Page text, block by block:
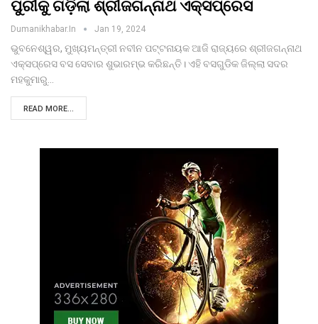
ପୁରୀକୁ ଗଡ଼ିଲା ଶ୍ରୀଜଗନ୍ନାଥ ଏକ୍ସପ୍ରେସ
Dumanikhabar.in Jan 19, 2024
ଭୁବନେଶ୍ୱର, ମୁଖ୍ୟମନ୍ତ୍ରୀ ନବୀନ ପଟ୍ଟନାୟକ ଆଜି ରାଜ୍ୟରେ ଶ୍ରୀଜଗନ୍ନାଥ
ଏକ୍ସପ୍ରେସ ବସ ସେବାର ଶୁଭାରମ୍ଭ କରିଛନ୍ତି। ଏହି ବସଗୁଡିକ ଜିଲ୍ଲା ସଦର
ମହକୁମାରୁ…
READ MORE...